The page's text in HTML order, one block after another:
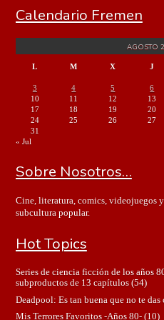
Calendario Fremen
AGOSTO
L M X J
3
4 5 6
10
11 12 13
17
18 19 20
24
25 26 27
31
« Jul
Sobre Nosotros…
Cine, literatura, comics, videojuegos
subcultura popular.
Hot Topics
Series de ciencia ficción de los años
subproductos de 13 capítulos(54)
Deadpool: Es tan buena que no te das
Mis Terrores Favoritos -Años 80-(10)